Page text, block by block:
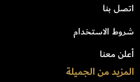
اتصل بنا
شروط الاستخدام
أعلن معنا
المزيد من الجميلة